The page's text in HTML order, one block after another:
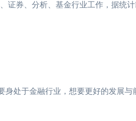
证券、分析、基金行业工作，据统
处于金融行业，想要更好的发展与